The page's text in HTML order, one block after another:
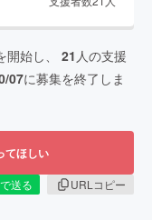
開始し、 21 人の支援
07に募集を終了しま
てほしい
送る
URLコピー